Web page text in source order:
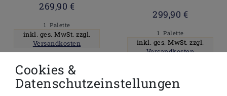
269,90 €
1 Palette
inkl. ges. MwSt. zzgl.
Versandkosten
In den Warenkorb
299,90 €
1 Palette
inkl. ges. MwSt. zzgl.
Versandkosten
Cookies &
Datenschutzeinstellungen